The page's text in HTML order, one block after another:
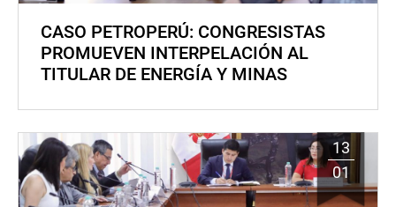
CASO PETROPERÚ: CONGRESISTAS
PROMUEVEN INTERPELACIÓN AL
TITULAR DE ENERGÍA Y MINAS
13
01